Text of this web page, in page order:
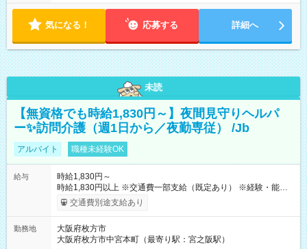
気になる！ 応募する 詳細へ
未読
【無資格でも時給1,830円～】夜間見守りヘルパ
ー✨訪問介護（週1日から／夜勤専従） /Jb
アルバイト 職種未経験OK
給与
時給1,830円～
時給1,830円以上 ※交通費一部支給（既定あり） ※経験・能力を
考慮して決定します 【収入例】 週1回勤務の場合：1,830円×8時
間×4回=5万8,560円 週3回勤務の場合：1,830円×8時間×12回
月 ※ 雇用形態と給与に、本採用時と異なる部分があります。 雇
用形態：本採用時と同じです。 給与：時給 1,610円以上
交通費別途支給あり
勤務地
大阪府枚方市
大阪府枚方市中宮本町（最寄り駅：宮之阪駅）